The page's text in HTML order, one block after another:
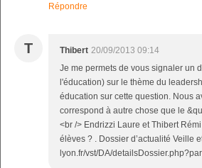
Répondre
T Thibert 20/09/2013 09:14
Je me permets de vous signaler un
l'éducation) sur le thème du
éducation sur cette question. Nous
correspond à autre chose que le
<br /> Endrizzi Laure et Thibert
élèves ? . Dossier d’actualité Veille
lyon.fr/vst/DA/